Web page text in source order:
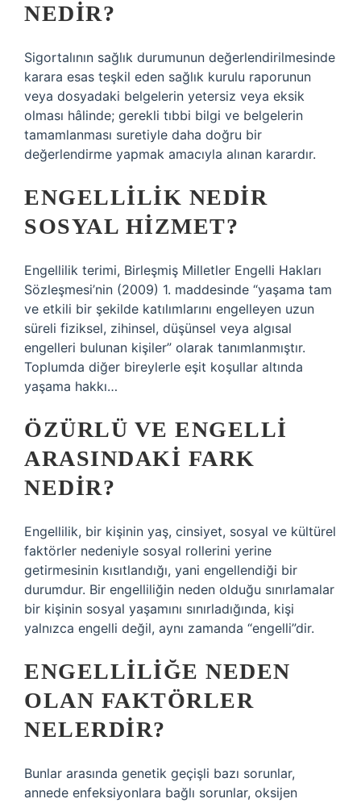
NEDIR?
Sigortalının sağlık durumunun değerlendirilmesinde
karara esas teşkil eden sağlık kurulu raporunun
veya dosyadaki belgelerin yetersiz veya eksik
olması hâlinde; gerekli tıbbi bilgi ve belgelerin
tamamlanması suretiyle daha doğru bir
değerlendirme yapmak amacıyla alınan karardır.
ENGELLILIK NEDIR
SOSYAL HIZMET?
Engellilik terimi, Birleşmiş Milletler Engelli Hakları
Sözleşmesi’nin (2009) 1. maddesinde “yaşama tam
ve etkili bir şekilde katılımlarını engelleyen uzun
süreli fiziksel, zihinsel, düşünsel veya algısal
engelleri bulunan kişiler” olarak tanımlanmıştır.
Toplumda diğer bireylerle eşit koşullar altında
yaşama hakkı…
ÖZÜRLÜ VE ENGELLI
ARASINDAKI FARK
NEDIR?
Engellilik, bir kişinin yaş, cinsiyet, sosyal ve kültürel
faktörler nedeniyle sosyal rollerini yerine
getirmesinin kısıtlandığı, yani engellendiği bir
durumdur. Bir engelliliğin neden olduğu sınırlamalar
bir kişinin sosyal yaşamını sınırladığında, kişi
yalnızca engelli değil, aynı zamanda “engelli”dir.
ENGELLILIĞE NEDEN
OLAN FAKTÖRLER
NELERDIR?
Bunlar arasında genetik geçişli bazı sorunlar,
annede enfeksiyonlara bağlı sorunlar, oksijen